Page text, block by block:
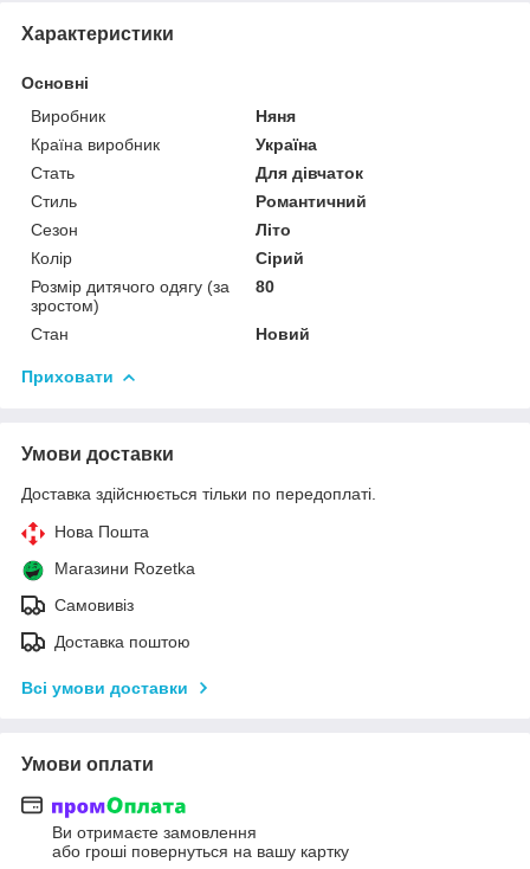
Характеристики
Основні
Виробник
Няня
Країна виробник
Україна
Стать
Для дівчаток
Стиль
Романтичний
Сезон
Літо
Колір
Сірий
Розмір дитячого одягу (за
зростом)
80
Стан Новий
Приховати
Умови доставки
Доставка здійснюється тільки по передоплаті.
Нова Пошта
Магазини Rozetka
Самовивіз
Доставка поштою
Всі умови доставки
Умови оплати
Ви отримаєте замовлення
або гроші повернуться на вашу картку